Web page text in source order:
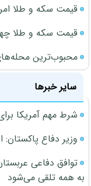
قیمت سکه و طلا امروز شنبه
قیمت سکه و طلا چهارشنبه 14
محبوب‌ترین
سایر خبرها
شرط مهم آمریکا
وزیر دفاع
توافق دفاعی
به همه تلقی می‌شود